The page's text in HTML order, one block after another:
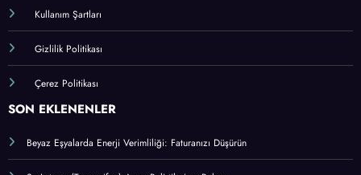
Kullanıcı Bilgilendirmesi
Sorumluluk Reddi
Kullanım Şartları
Gizlilik Politikası